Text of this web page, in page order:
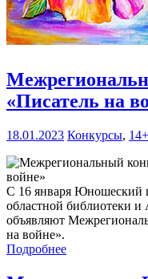
«Писатель на
18.01.2023 Конкурсы, 14+
С 16 января Юношеский
областной библиотеки
объявляют
на войне».
Подробнее